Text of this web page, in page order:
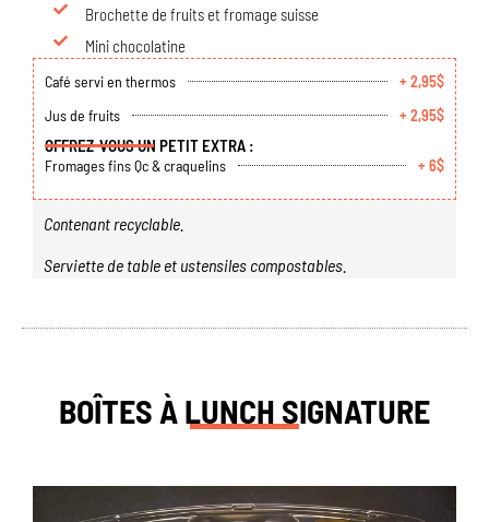
Brochette de fruits et fromage suisse
Mini chocolatine
Café servi en thermos
+ 2,95$
Jus de fruits
+ 2,95$
OFFREZ-VOUS UN PETIT EXTRA :
Fromages fins Qc & craquelins + 6$
Contenant recyclable.
Serviette de table et ustensiles compostables.
BOÎTES À LUNCH SIGNATURE